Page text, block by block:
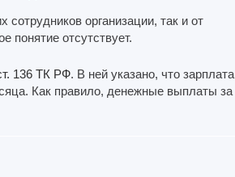
организации, так и от
понятие отсутствует.
136 ТК РФ. В ней указано, что зарплата
Как правило, денежные выплаты за